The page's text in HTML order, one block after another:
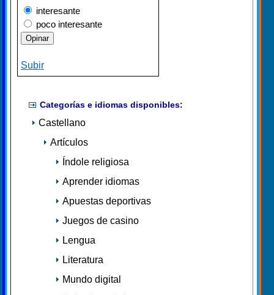
interesante
poco interesante
Subir
Categorías e idiomas disponibles:
Castellano
Artículos
Índole religiosa
Aprender idiomas
Apuestas deportivas
Juegos de casino
Lengua
Literatura
Mundo digital